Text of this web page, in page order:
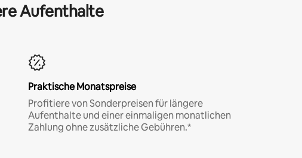
Aufenthalte
Praktische Monatspreise
Profitiere von Sonderpreisen für längere
Aufenthalte und einer einmaligen monatlichen
Zahlung ohne zusätzliche Gebühren.*